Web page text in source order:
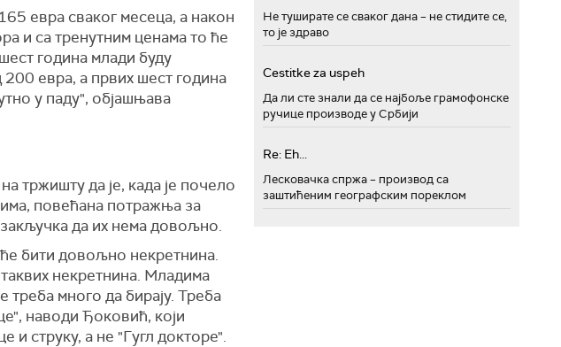
евра сваког месеца, а након
и са тренутним ценама то ће
година млади буду
евра, а првих шест година
у паду", објашњава
тржишту да је, када је почело
повећана потражња за
да их нема довољно.
бити довољно некретнина.
некретнина. Младима
треба много да бирају. Треба
наводи Ђоковић, који
и струку, а не "Гугл докторе".
Не туширате се сваког дана – не стидите се,
то је здраво
Cestitke za uspeh
Да ли сте знали да се најбоље грамофонске
ручице производе у Србији
Re: Eh...
Лесковачка спржа – производ са
заштићеним географским пореклом